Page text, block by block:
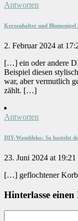
Antworten
Kerzenhalter und Blumenigel
2. Februar 2024 at
[…] ein oder andere
Beispiel diesen
war, aber vermutlich
zählt. […]
Antworten
DIY-Wanddeko: So bastelst
23. Juni 2024 at 19:21
[…] geflochtener
Hinterlasse